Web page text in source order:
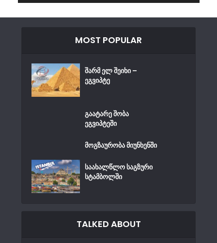
MOST POPULAR
შარმ ელ შეიხი –
ეგვიპტე
გაატარე შობა
ეგვიპტეში
მოგზაურობა მიუნხენში
საახალწლო საგზური
სტამბოლში
TALKED ABOUT